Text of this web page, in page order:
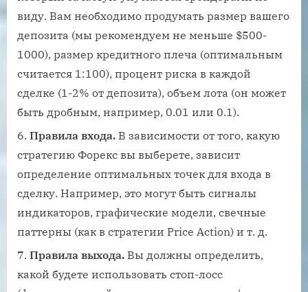
виду. Вам необходимо продумать размер вашего
депозита (мы рекомендуем не меньше $500-
1000), размер кредитного плеча (оптимальным
считается 1:100), процент риска в каждой
сделке (1-2% от депозита), объем лота (он может
быть дробным, например, 0.01 или 0.1).
Правила входа. В зависимости от того, какую
стратегию Форекс вы выберете, зависит
определение оптимальных точек для входа в
сделку. Например, это могут быть сигналы
индикаторов, графические модели, свечные
паттерны (как в стратегии Price Action) и т. д.
Правила выхода. Вы должны определить,
какой будете использовать стоп-лосс